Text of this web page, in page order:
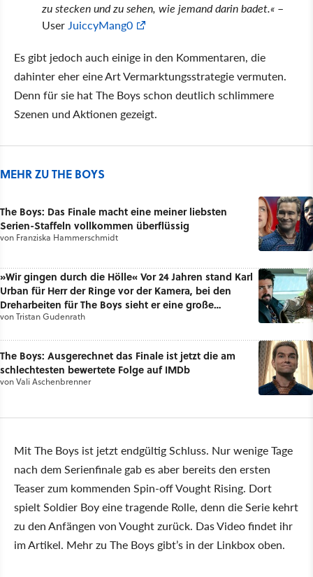
zu stecken und zu sehen, wie jemand darin badet.« –
User JuiccyMang0
Es gibt jedoch auch einige in den Kommentaren, die
dahinter eher eine Art Vermarktungsstrategie vermuten.
Denn für sie hat The Boys schon deutlich schlimmere
Szenen und Aktionen gezeigt.
MEHR ZU THE BOYS
The Boys: Das Finale macht eine meiner liebsten
Serien-Staffeln vollkommen überflüssig
von Franziska Hammerschmidt
»Wir gingen durch die Hölle« Vor 24 Jahren stand Karl
Urban für Herr der Ringe vor der Kamera, bei den
Dreharbeiten für The Boys sieht er eine große
Gemeinsamkeit
vonTristan Gudenrath
The Boys: Ausgerechnet das Finale ist jetzt die am
schlechtesten bewertete Folge auf IMDb
vonVali Aschenbrenner
Mit The Boys ist jetzt endgültig Schluss. Nur wenige Tage
nach dem Serienfinale gab es aber bereits den ersten
Teaser zum kommenden Spin-off Vought Rising. Dort
spielt Soldier Boy eine tragende Rolle, denn die Serie kehrt
zu den Anfängen von Vought zurück. Das Video findet ihr
im Artikel. Mehr zu The Boys gibt’s in der Linkbox oben.